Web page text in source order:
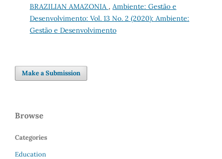
BRAZILIAN AMAZONIA , Ambiente: Gestão e
Desenvolvimento: Vol. 13 No. 2 (2020): Ambiente:
Gestão e Desenvolvimento
Make a Submission
Browse
Categories
Education